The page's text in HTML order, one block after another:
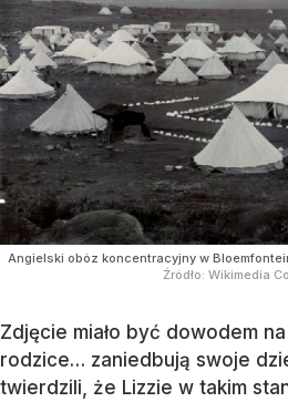
Angielski obóz koncentracyjny w
Źródło: Wikimedia
Zdjęcie miało być dowodem
rodzice… zaniedbują swoje
twierdzili, że Lizzie w takim